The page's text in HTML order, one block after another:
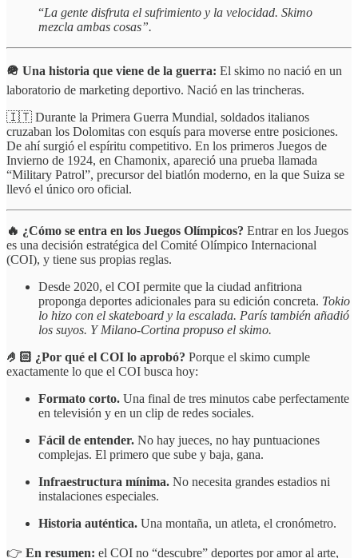
“La gente disfruta el sufrimiento y la velocidad. Skimo
mezcla ambas cosas”.
🪖 Una historia que viene de la guerra: El skimo no nació en un
laboratorio de marketing deportivo. Nació en las trincheras.
🇮🇹 Durante la Primera Guerra Mundial, soldados italianos
cruzaban los Dolomitas con esquís para moverse entre posiciones.
De ahí surgió el espíritu competitivo. En los primeros Juegos de
Invierno de 1924, en Chamonix, apareció una prueba llamada
“Military Patrol”, precursor del biatlón moderno, en la que Suiza se
llevó el único oro oficial.
🔥 ¿Cómo se entra en los Juegos Olímpicos? Entrar en los Juegos
es una decisión estratégica del Comité Olímpico Internacional
(COI), y tiene sus propias reglas.
Desde 2020, el COI permite que la ciudad anfitriona
proponga deportes adicionales para su edición concreta. Tokio
lo hizo con el skateboard y la escalada. París también añadió
los suyos. Y Milano-Cortina propuso el skimo.
🤌🏻 ¿Por qué el COI lo aprobó? Porque el skimo cumple
exactamente lo que el COI busca hoy:
Formato corto. Una final de tres minutos cabe perfectamente
en televisión y en un clip de redes sociales.
Fácil de entender. No hay jueces, no hay puntuaciones
complejas. El primero que sube y baja, gana.
Infraestructura mínima. No necesita grandes estadios ni
instalaciones especiales.
Historia auténtica. Una montaña, un atleta, el cronómetro.
👉 En resumen: el COI no “descubre” deportes por amor al arte,